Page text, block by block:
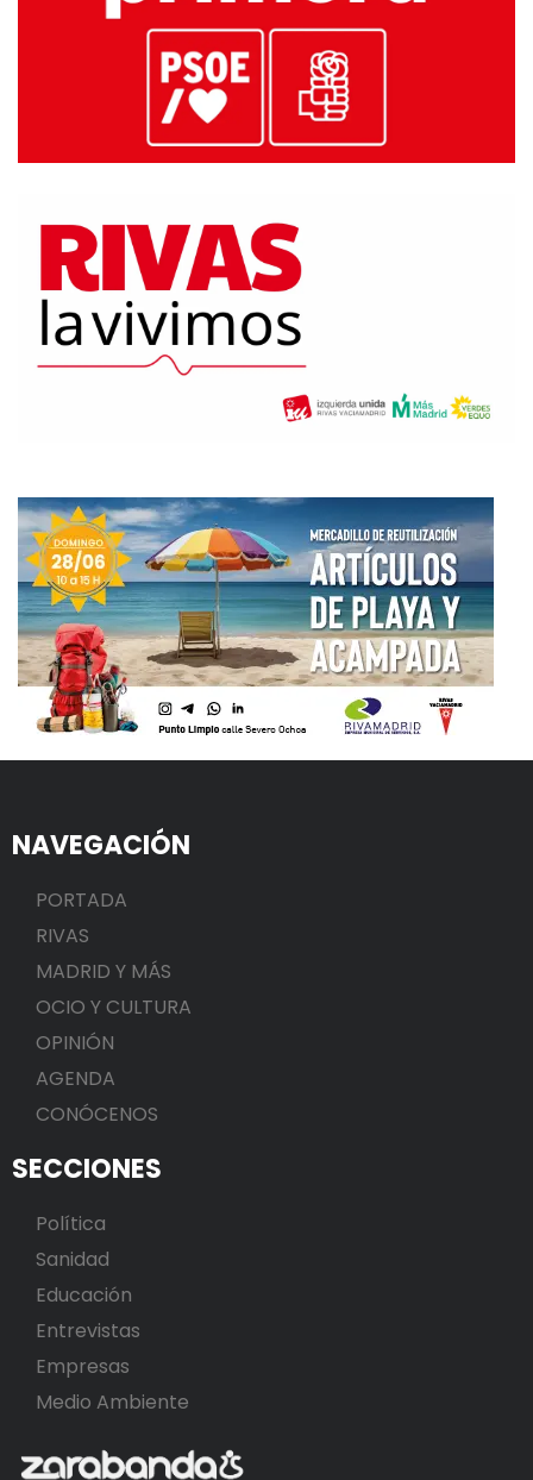
NAVEGACIÓN
PORTADA
RIVAS
MADRID Y MÁS
OCIO Y CULTURA
OPINIÓN
AGENDA
CONÓCENOS
SECCIONES
Política
Sanidad
Educación
Entrevistas
Empresas
Medio Ambiente